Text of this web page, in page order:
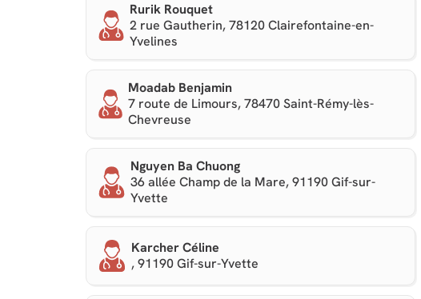
Rurik Rouquet
2 rue Gautherin, 78120 Clairefontaine-en-
Yvelines
Moadab Benjamin
7 route de Limours, 78470 Saint-Rémy-lès-
Chevreuse
Nguyen Ba Chuong
36 allée Champ de la Mare, 91190 Gif-sur-
Yvette
Karcher Céline
, 91190 Gif-sur-Yvette